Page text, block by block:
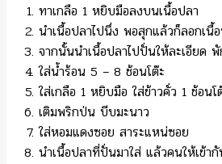
ทาเกลือ 1 หยิบมือลงบนเนื้อปลา
นำเนื้อปลาไปนึ่ง พอสุกแล้วก็ลอกเนื้อ
จากนั้นนำเนื้อปลาไปปั่นให้ละเอียด
ใส่น้ำร้อน 5 – 8 ช้อนโต๊ะ
ใส่เกลือ 1 หยิบมือ ใส่ข้าวคั่ว 1 ช้อนโ
เติมพริกป่น บีบมะนาว
ใส่หอมแดงซอย สาระแหน่ซอย
นำเนื้อปลาที่ปั่นมาใส่ แล้วคนให้เข้า